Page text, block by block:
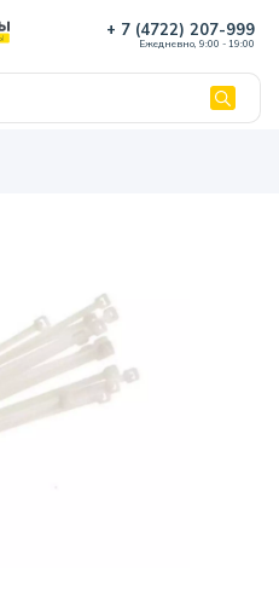
+ 7 (4722) 207-999
Ежедневно, 9:00 - 19:00